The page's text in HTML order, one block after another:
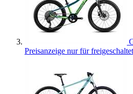
Preisanzeige nur für